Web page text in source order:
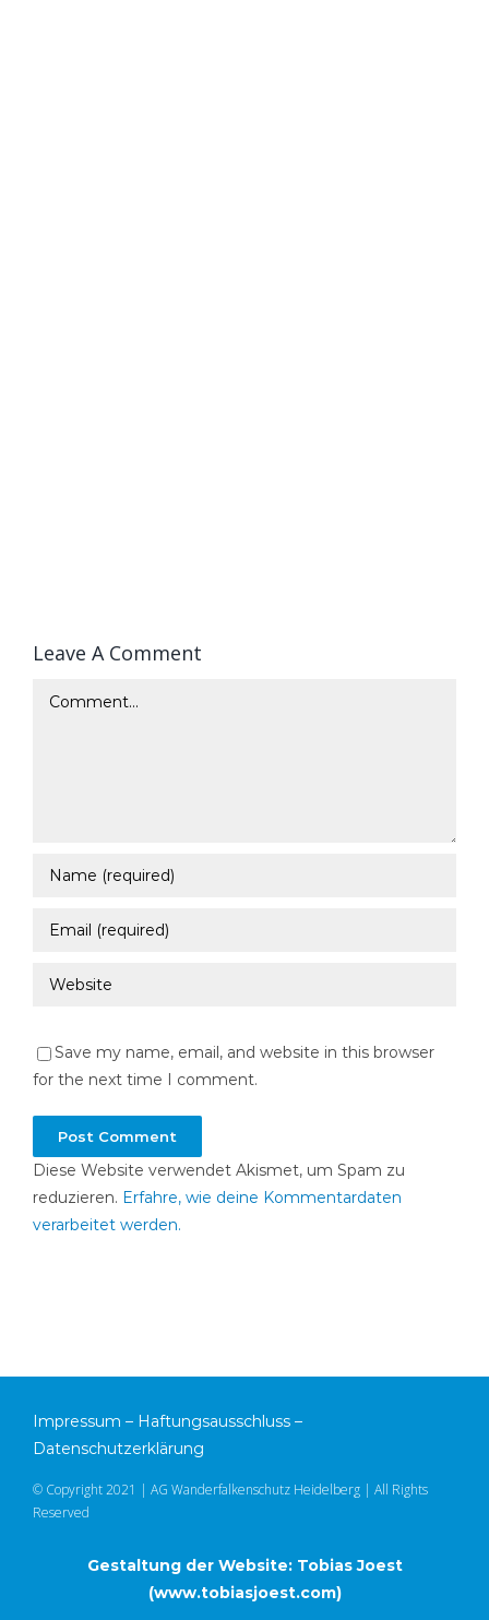
Leave A Comment
Comment
Save my name, email, and website in this browser
for the next time I comment.
Diese Website verwendet Akismet, um Spam zu
reduzieren. Erfahre, wie deine Kommentardaten
verarbeitet werden.
Impressum – Haftungsausschluss –
Datenschutzerklärung
© Copyright 2021 | AG Wanderfalkenschutz Heidelberg | All Rights
Reserved
Gestaltung der Website: Tobias Joest
(www.tobiasjoest.com)